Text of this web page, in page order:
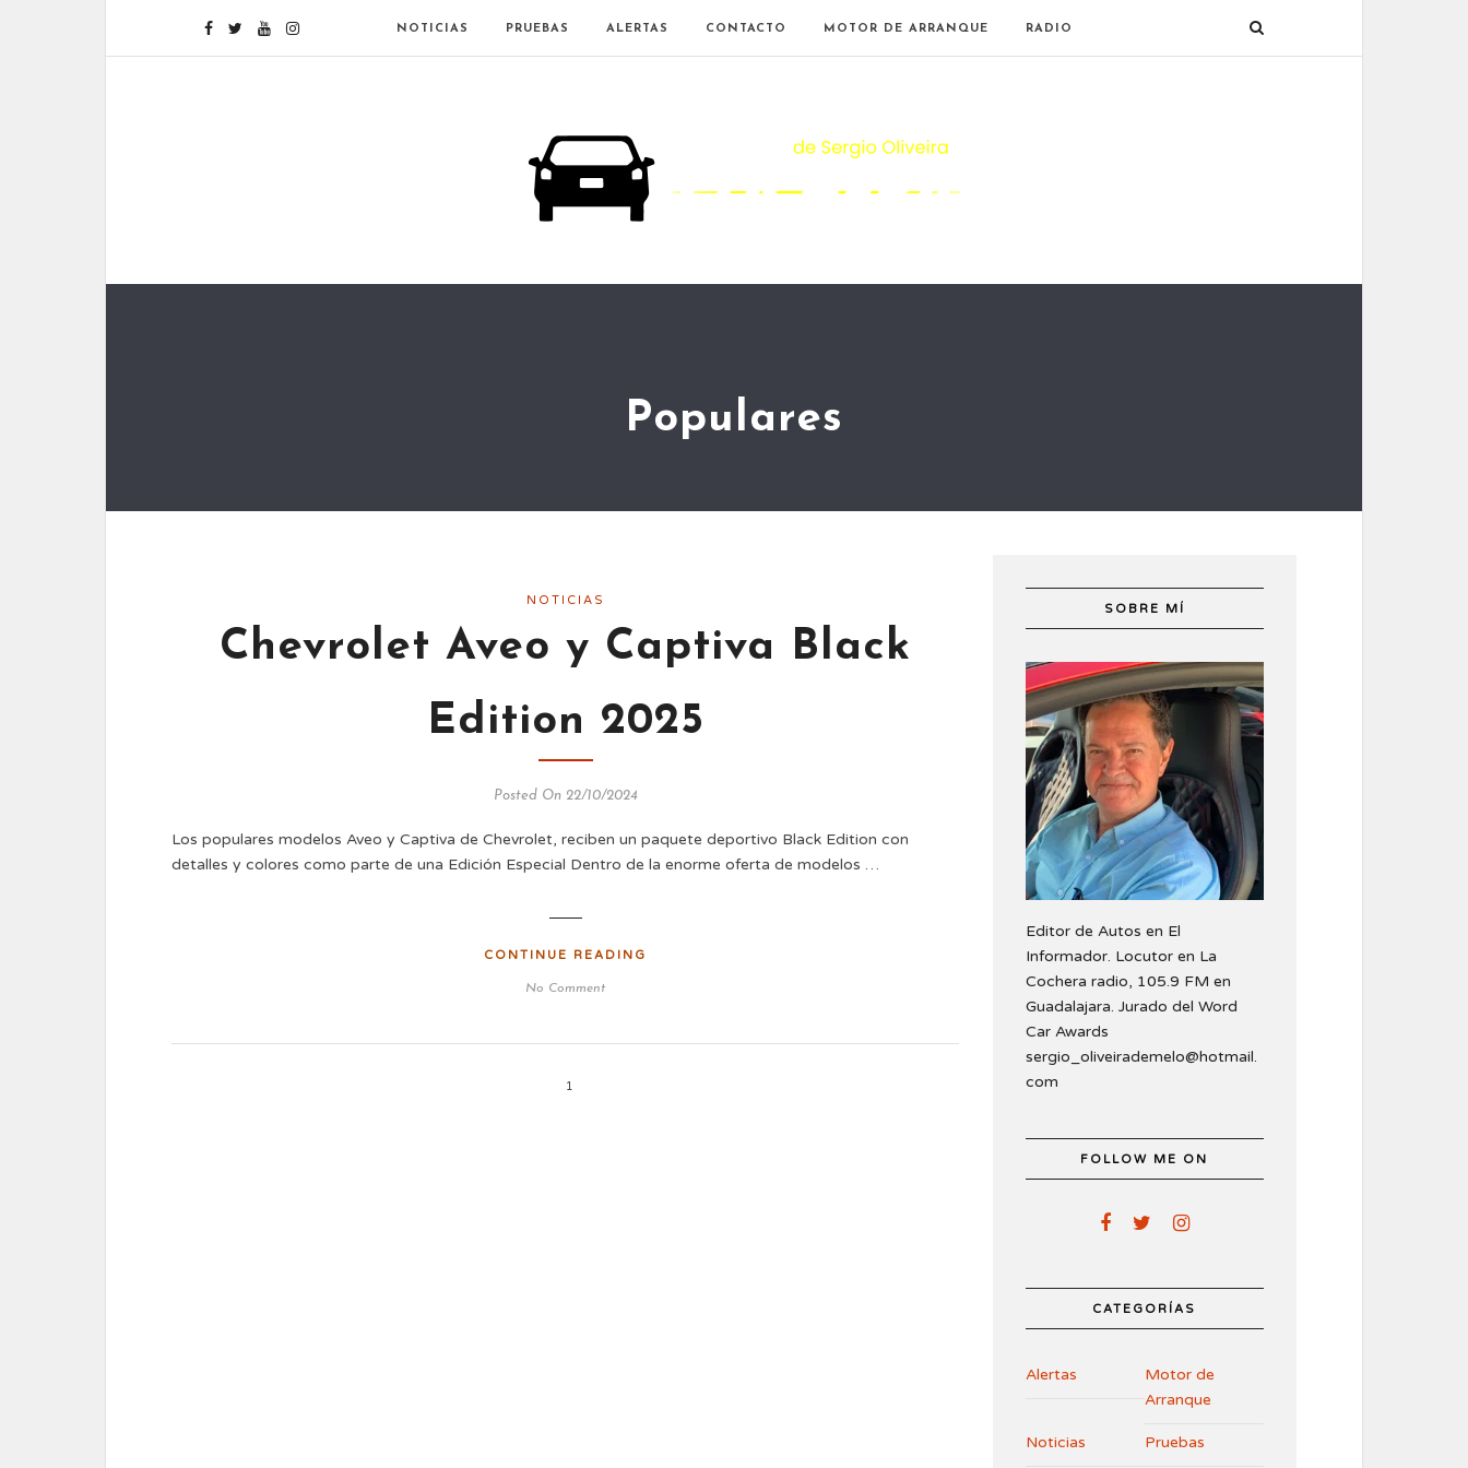
NOTICIAS PRUEBAS ALERTAS CONTACTO MOTOR DE ARRANQUE RADIO
Populares
NOTICIAS
Chevrolet Aveo y Captiva Black
Edition 2025
Posted On 22/10/2024
Los populares modelos Aveo y Captiva de Chevrolet, reciben un paquete deportivo Black Edition con
detalles y colores como parte de una Edición Especial Dentro de la enorme oferta de modelos …
CONTINUE READING
No Comment
1
SOBRE MÍ
Editor de Autos en El
Informador. Locutor en La
Cochera radio, 105.9 FM en
Guadalajara. Jurado del Word
Car Awards
sergio_oliveirademelo@hotmail.
com
FOLLOW ME ON
CATEGORÍAS
Alertas
Motor de
Arranque
Noticias Pruebas